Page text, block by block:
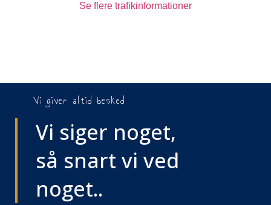
Se flere trafikinformationer
Vi giver altid besked
Vi siger noget,
så snart vi ved
noget..